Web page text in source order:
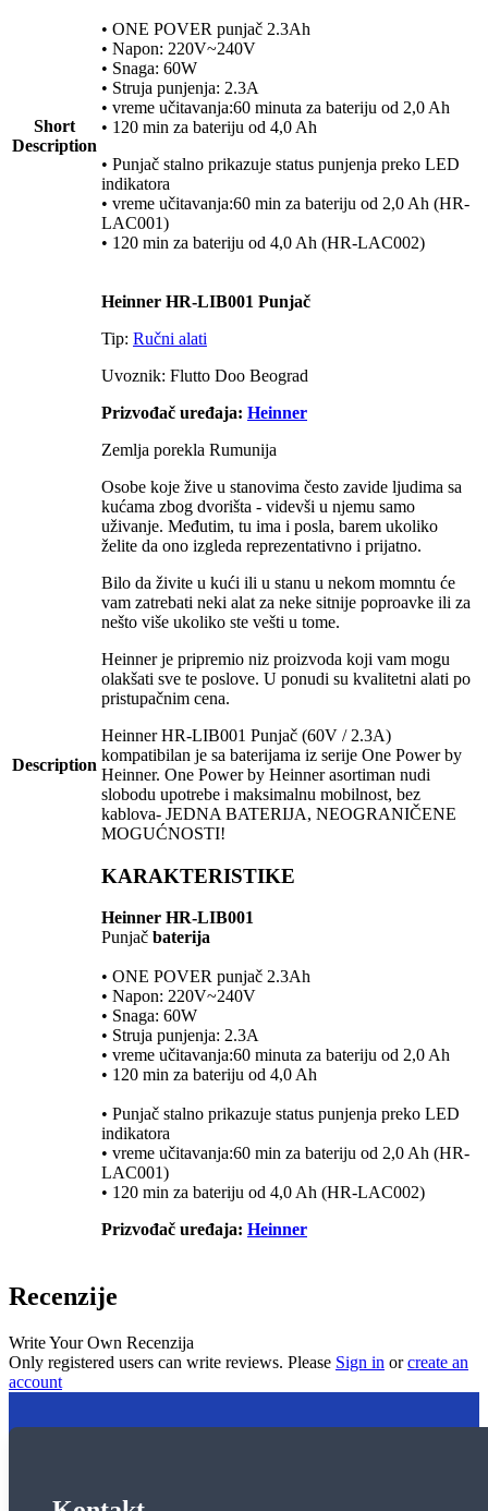
Short
Description
• ONE POVER punjač 2.3Ah
• Napon: 220V~240V
• Snaga: 60W
• Struja punjenja: 2.3A
• vreme učitavanja:60 minuta za bateriju od 2,0 Ah
• 120 min za bateriju od 4,0 Ah
• Punjač stalno prikazuje status punjenja preko LED
indikatora
• vreme učitavanja:60 min za bateriju od 2,0 Ah (HR-
LAC001)
• 120 min za bateriju od 4,0 Ah (HR-LAC002)
Description
Heinner HR-LIB001 Punjač
Tip: Ručni alati
Uvoznik: Flutto Doo Beograd
Prizvođač uređaja: Heinner
Zemlja porekla Rumunija
Osobe koje žive u stanovima često zavide ljudima sa
kućama zbog dvorišta - videvši u njemu samo
uživanje. Međutim, tu ima i posla, barem ukoliko
želite da ono izgleda reprezentativno i prijatno.
Bilo da živite u kući ili u stanu u nekom momntu će
vam zatrebati neki alat za neke sitnije poproavke ili za
nešto više ukoliko ste vešti u tome.
Heinner je pripremio niz proizvoda koji vam mogu
olakšati sve te poslove. U ponudi su kvalitetni alati po
pristupačnim cena.
Heinner HR-LIB001 Punjač (60V / 2.3A)
kompatibilan je sa baterijama iz serije One Power by
Heinner. One Power by Heinner asortiman nudi
slobodu upotrebe i maksimalnu mobilnost, bez
kablova- JEDNA BATERIJA, NEOGRANIČENE
MOGUĆNOSTI!
KARAKTERISTIKE
Heinner HR-LIB001
Punjač baterija
• ONE POVER punjač 2.3Ah
• Napon: 220V~240V
• Snaga: 60W
• Struja punjenja: 2.3A
• vreme učitavanja:60 minuta za bateriju od 2,0 Ah
• 120 min za bateriju od 4,0 Ah
• Punjač stalno prikazuje status punjenja preko LED
indikatora
• vreme učitavanja:60 min za bateriju od 2,0 Ah (HR-
LAC001)
• 120 min za bateriju od 4,0 Ah (HR-LAC002)
Prizvođač uređaja: Heinner
Recenzije
Write Your Own Recenzija
Only registered users can write reviews. Please Sign in orcreate an
account